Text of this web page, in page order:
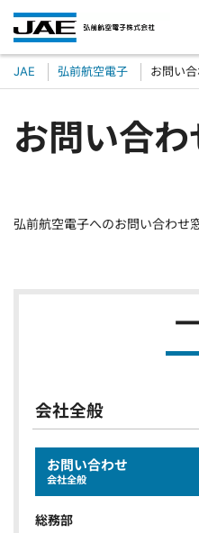
JAE 弘前航空電子 お問い
お問い合わ
弘前航空電子へのお問い合わせ
会社全般
お問い合わせ
会社全般
総務部